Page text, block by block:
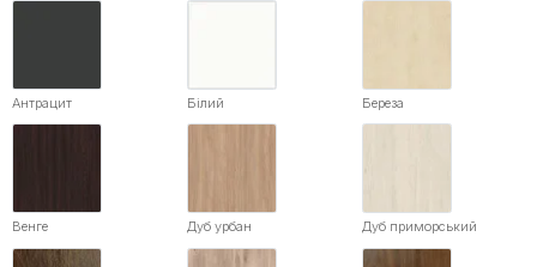
Антрацит Білий Береза
Венге Дуб урбан Дуб приморський